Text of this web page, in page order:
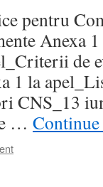
pentru
Anexa
de
1 la
CNS_13
…